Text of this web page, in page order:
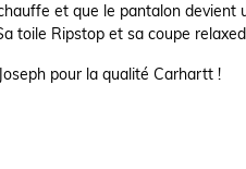
et que le pantalon
toile Ripstop et sa coupe
pour la qualité Carhartt !